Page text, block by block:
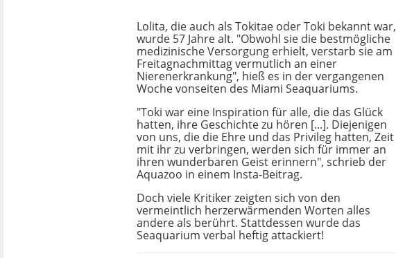
Lolita, die auch als Tokitae oder Toki bekannt war,
wurde 57 Jahre alt. "Obwohl sie die bestmögliche
medizinische Versorgung erhielt, verstarb sie am
Freitagnachmittag vermutlich an einer
Nierenerkrankung", hieß es in der vergangenen
Woche vonseiten des Miami Seaquariums.
"Toki war eine Inspiration für alle, die das Glück
hatten, ihre Geschichte zu hören [...]. Diejenigen
von uns, die die Ehre und das Privileg hatten, Zeit
mit ihr zu verbringen, werden sich für immer an
ihren wunderbaren Geist erinnern", schrieb der
Aquazoo in einem Insta-Beitrag.
Doch viele Kritiker zeigten sich von den
vermeintlich herzerwärmenden Worten alles
andere als berührt. Stattdessen wurde das
Seaquarium verbal heftig attackiert!